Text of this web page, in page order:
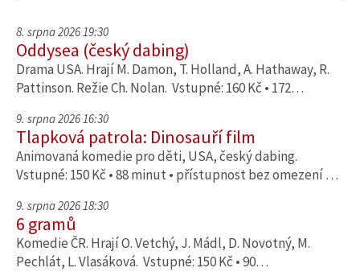
8. srpna 2026 19:30
Oddysea (český dabing)
Drama USA. Hrají M. Damon, T. Holland, A. Hathaway, R.
Pattinson. Režie Ch. Nolan. Vstupné: 160 Kč • 172…
9. srpna 2026 16:30
Tlapková patrola: Dinosauří film
Animovaná komedie pro děti, USA, český dabing.
Vstupné: 150 Kč • 88 minut • přístupnost bez omezení …
9. srpna 2026 18:30
6 gramů
Komedie ČR. Hrají O. Vetchý, J. Mádl, D. Novotný, M.
Pechlát, L. Vlasáková. Vstupné: 150 Kč • 90…